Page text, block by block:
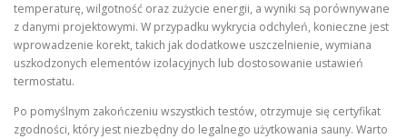
temperaturę, wilgotność oraz zużycie energii, a wyniki są porównywane
z danymi projektowymi. W przypadku wykrycia odchyleń, konieczne jest
wprowadzenie korekt, takich jak dodatkowe uszczelnienie, wymiana
uszkodzonych elementów izolacyjnych lub dostosowanie ustawień
termostatu.
Po pomyślnym zakończeniu wszystkich testów, otrzymuje się certyfikat
zgodności, który jest niezbędny do legalnego użytkowania sauny. Warto